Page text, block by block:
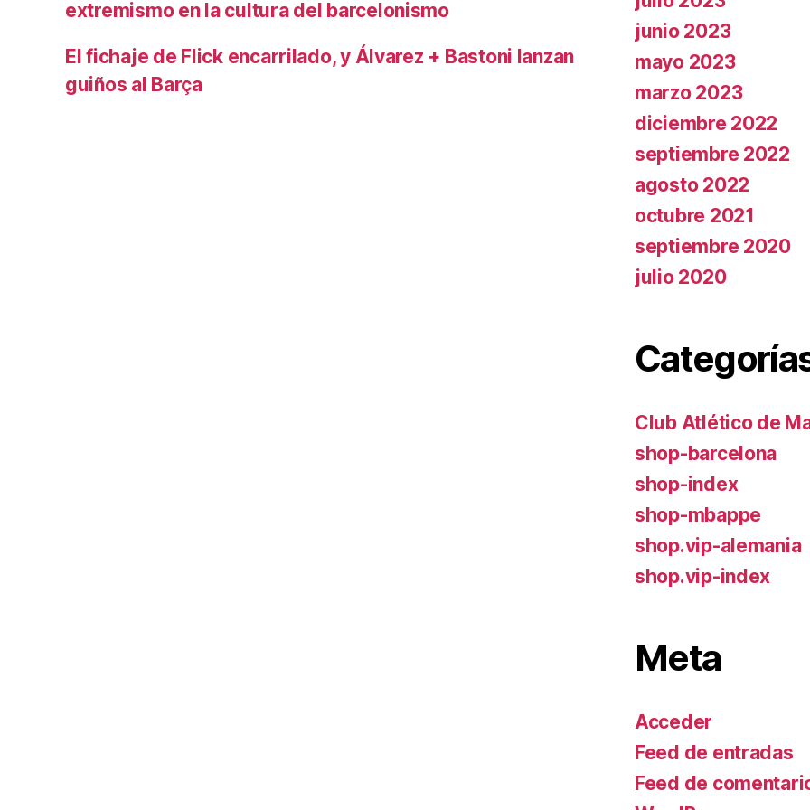
extremismo en la cultura del barcelonismo
El fichaje de Flick encarrilado, y Álvarez + Bastoni lanzan
guiños al Barça
junio 2023
mayo 2023
marzo 2023
diciembre 2022
septiembre 2022
agosto 2022
octubre 2021
septiembre 2020
julio 2020
Club Atlético de
shop-barcelona
shop-index
shop-mbappe
shop.vip-alemania
shop.vip-index
Meta
Acceder
Feed de entradas
Feed de